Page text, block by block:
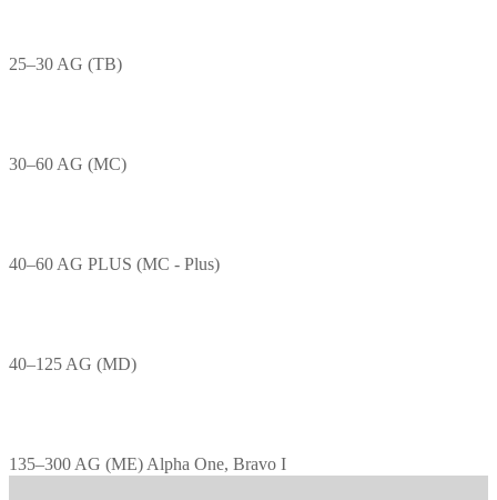
25–30 AG (TB)
30–60 AG (MC)
40–60 AG PLUS (MC - Plus)
40–125 AG (MD)
135–300 AG (ME) Alpha One, Bravo I